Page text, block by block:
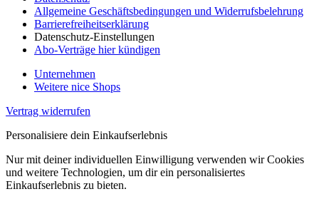
Allgemeine Geschäftsbedingungen und Widerrufsbelehrung
Barrierefreiheitserklärung
Datenschutz-Einstellungen
Abo-Verträge hier kündigen
Unternehmen
Weitere nice Shops
Vertrag widerrufen
Personalisiere dein Einkaufserlebnis
Nur mit deiner individuellen Einwilligung verwenden wir Cookies
und weitere Technologien, um dir ein personalisiertes
Einkaufserlebnis zu bieten.